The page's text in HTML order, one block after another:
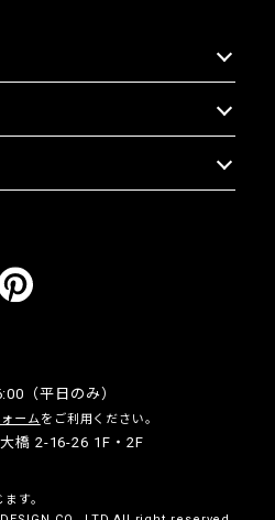
（平日のみ）
ームをご利用ください。
橋 2-16-26 1F・2F
す。